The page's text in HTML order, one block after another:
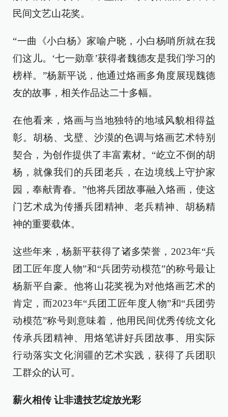
民间文艺山花奖。
“一曲《小白杨》家喻户晓，小白杨哨所就在我
们这儿。‘七一勋章’获得者魏德友是我们学习的
榜样。”杨新平说，他通过烙画多角度展现魏德
友的故事，相关作品达二十多幅。
在他看来，烙画与当地独特的地域风貌相得益
彰。胡杨、戈壁、沙漠的色调与烙画艺术特别
契合，为创作提供了丰富素材。“屹立不倒的胡
杨，就像我们的兵团老兵，在边境线上守护家
园，奉献青春。”他将兵团故事融入烙画，使这
门艺术成为传播兵团精神、老兵精神、胡杨精
神的重要载体。
这些年来，杨新平获得了诸多荣誉，2023年“兵
团工匠年度人物”和“兵团劳动模范”的称号最让
杨新平自豪。他将山花奖视为对他烙画艺术的
肯定，而2023年“兵团工匠年度人物”和“兵团劳
动模范”称号则意味着，他用民间优秀传统文化
传承兵团精神、用烙笔讲好兵团故事、用实际
行动落实文化润疆的艺术实践，获得了兵团职
工群众的认可。
薪火相传 让非遗技艺绽放光彩